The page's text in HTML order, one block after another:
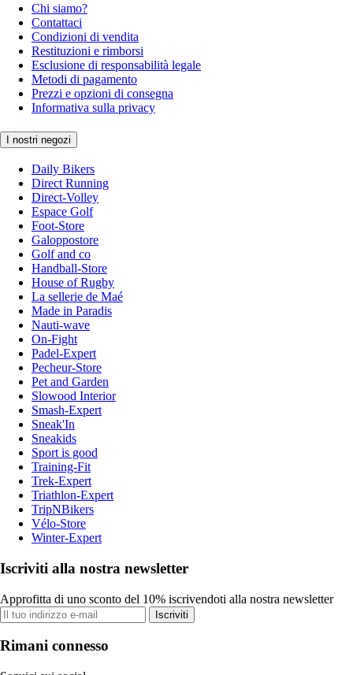
Chi siamo?
Contattaci
Condizioni di vendita
Restituzioni e rimborsi
Esclusione di responsabilità legale
Metodi di pagamento
Prezzi e opzioni di consegna
Informativa sulla privacy
I nostri negozi
Daily Bikers
Direct Running
Direct-Volley
Espace Golf
Foot-Store
Galoppostore
Golf and co
Handball-Store
House of Rugby
La sellerie de Maé
Made in Paradis
Nauti-wave
On-Fight
Padel-Expert
Pecheur-Store
Pet and Garden
Slowood Interior
Smash-Expert
Sneak'In
Sneakids
Sport is good
Training-Fit
Trek-Expert
Triathlon-Expert
TripNBikers
Vélo-Store
Winter-Expert
Iscriviti alla nostra newsletter
Approfitta di uno sconto del 10% iscrivendoti alla nostra newsletter
Iscriviti
Rimani connesso